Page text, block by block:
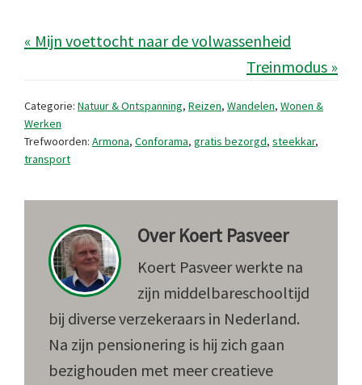
« Mijn voettocht naar de volwassenheid
Treinmodus »
Categorie: Natuur & Ontspanning, Reizen, Wandelen, Wonen &
Werken
Trefwoorden: Armona, Conforama, gratis bezorgd, steekkar,
transport
OverKoert Pasveer
Koert Pasveer werkte na
zijn middelbareschooltijd
bij diverse verzekeraars in Nederland.
Na zijn pensionering is hij zich gaan
bezighouden met meer creatieve